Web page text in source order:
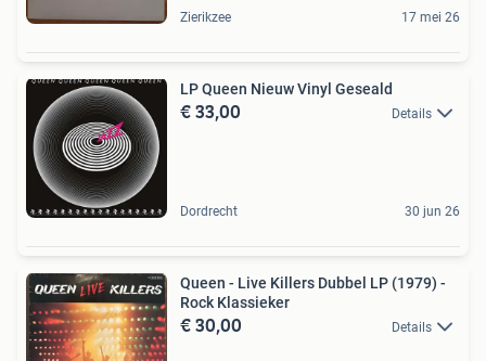
Zierikzee 17 mei 26
LP Queen Nieuw Vinyl Geseald
€ 33,00 Details
Dordrecht 30 jun 26
Queen - Live Killers Dubbel LP (1979) -
Rock Klassieker
€ 30,00 Details